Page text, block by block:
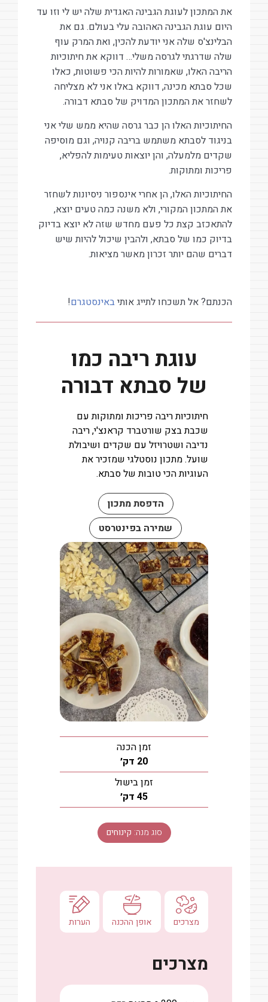
את המתכון לעוגת הגבינה האגדית שלה יש לי וזו עד
היום עוגת הגבינה האהובה עלי בעולם. גם את
הבלינצ'ס שלה אני יודעת להכין, ואת המרק עוף
שלה שדרגתי לגרסה משלי… דווקא את חיתוכיות
הריבה האלו, שאמורות להיות הכי פשוטות, כאלו
שכל סבתא מכינה, דווקא באלו אני לא מצליחה
לשחזר את המתכון המדויק של סבתא דבורה.
החיתוכיות האלו הן כבר גרסה שהיא ממש שלי אני
בניגוד לסבתא משתמש בריבה קנויה, וגם מוסיפה
שקדים מלמעלה, והן יוצאות טעימות להפליא,
פריכות ומתוקות.
החיתוכיות האלו, הן אחרי אינספור ניסיונות לשחזר
את המתכון המקורי, ולא משנה כמה טעים יוצא,
להתאכזב קצת כל פעם מחדש שזה לא יוצא בדיוק
בדיוק כמו של סבתא, ולהבין שיכול להיות שיש
דברים שהם יותר זכרון מאשר מציאות.
הכנתם? אל תשכחו לתייג אותיבאינסטגרם!
עוגת ריבה כמו
של סבתא דבורה
חיתוכיות ריבה פריכות ומתוקות עם
שכבת בצק שורטברד קראנצ'י, ריבה
נדיבה ושטרויזל עם שקדים ושיבולת
שועל. מתכון נוסטלגי שמזכיר את
העוגיות הכי טובות של סבתא.
הדפסת מתכון
שמירה בפינטרסט
זמן הכנה
20 דקות
דק׳
זמן בישול
45דקות
דק׳
סוג מנה: קינוחים
מצרכים אופן ההכנה הערות
מצרכים